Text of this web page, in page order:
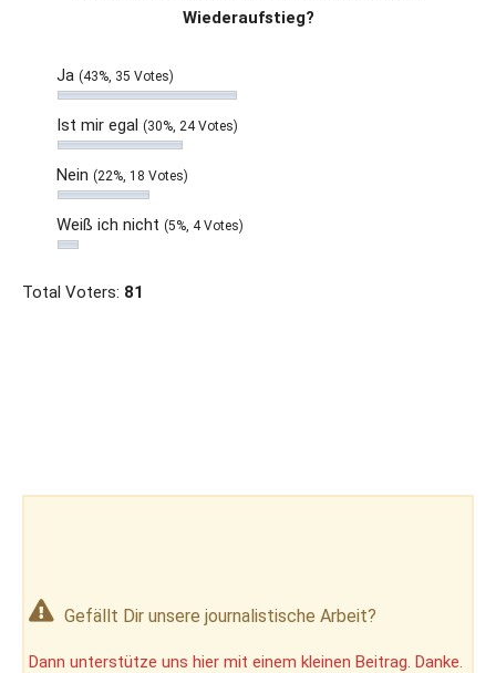
Wiederaufstieg?
Ja (43%, 35 Votes)
Ist mir egal (30%, 24 Votes)
Nein (22%, 18 Votes)
Weiß ich nicht (5%, 4 Votes)
Total Voters: 81
Gefällt Dir unsere journalistische Arbeit?
Dann unterstütze uns hier mit einem kleinen Beitrag. Danke.